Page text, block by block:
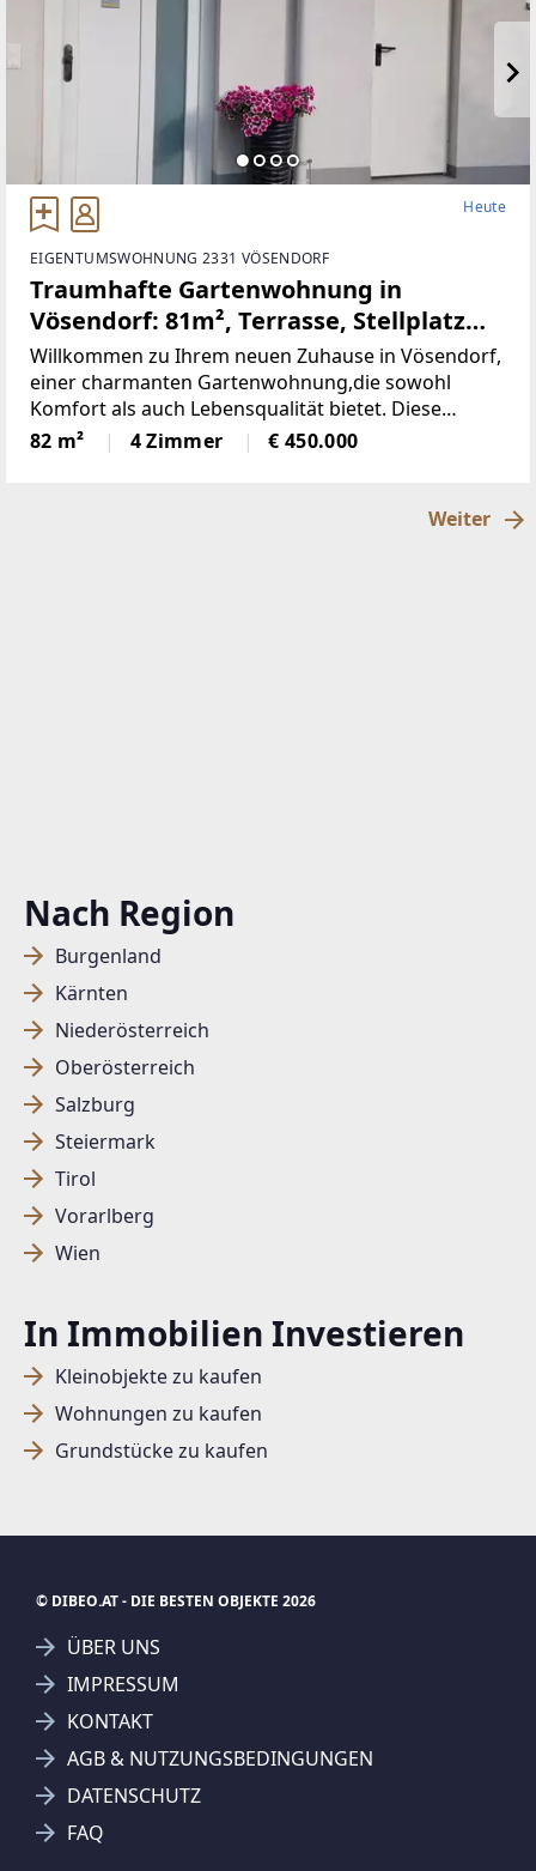
Nach Region
Burgenland
Kärnten
Niederösterreich
Oberösterreich
Salzburg
Steiermark
Tirol
Vorarlberg
Wien
In Immobilien Investieren
Kleinobjekte zu kaufen
Wohnungen zu kaufen
Grundstücke zu kaufen
SUCHAGENT ANLEGEN FÜR DIE
AKTUELLEN SUCHKRITERIEN
Heute
EIGENTUMSWOHNUNG 2331 VÖSENDORF
Traumhafte Gartenwohnung in
Vösendorf: 81m², Terrasse, Stellplatz
und sitzen in Grünen! (Provisionsfrei)
Willkommen zu Ihrem neuen Zuhause in Vösendorf,
einer charmanten Gartenwohnung,die sowohl
Komfort als auch Lebensqualität bietet. Diese
gepflegte Wohnung miteiner großzügigen Fläche
von 81,77 m² ist ideal für Familien, Paare
82 m² 4 Zimmer € 450.000
Weiter
© DIBEO.AT - DIE BESTEN OBJEKTE 2026
ÜBER UNS
IMPRESSUM
KONTAKT
AGB & NUTZUNGSBEDINGUNGEN
DATENSCHUTZ
FAQ